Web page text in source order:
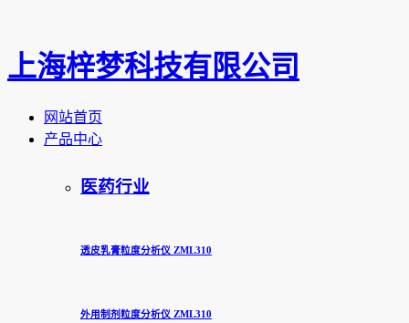
上海梓梦科技有限公司
网站首页
产品中心
医药行业
透皮乳膏粒度分析仪 ZML310
外用制剂粒度分析仪 ZML310